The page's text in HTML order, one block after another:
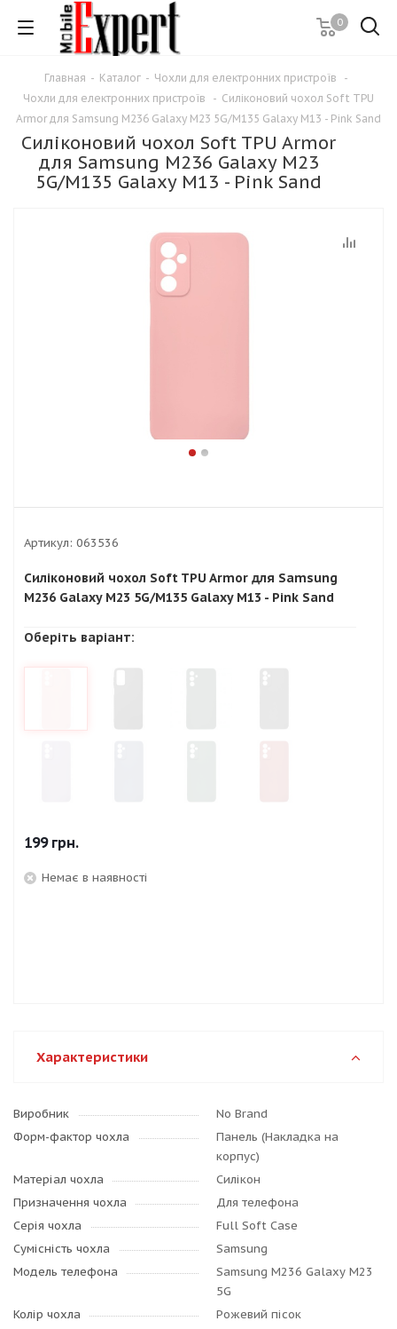
0
Главная - Каталог - Чохли для електронних пристроїв
-
Чохли для електронних пристроїв
- Силіконовий чохол Soft TPU
Armor для Samsung M236 Galaxy M23 5G/M135 Galaxy M13 - Pink Sand
Силіконовий чохол Soft TPU Armor
для Samsung M236 Galaxy M23
5G/M135 Galaxy M13 - Pink Sand
Артикул: 063536
Силіконовий чохол Soft TPU Armor для Samsung
M236 Galaxy M23 5G/M135 Galaxy M13 - Pink Sand
Оберіть варіант:
199грн.
Немає в наявності
Характеристики
Виробник
No Brand
Форм-фактор чохла
Панель (Накладка на
корпус)
Матеріал чохла
Силікон
Призначення чохла
Для телефона
Серія чохла
Full Soft Case
Сумісність чохла
Samsung
Модель телефона
Samsung M236 Galaxy M23
5G
Колір чохла
Рожевий пісок